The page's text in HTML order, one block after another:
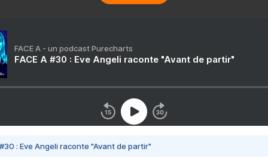
FACE A - un podcast Purecharts
FACE A #30 : Eve Angeli raconte "Avant de partir"
#30 : Eve Angeli raconte "Avant de partir"